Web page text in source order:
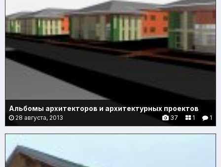
Альбомы архитекторов и архитектурных проектов
28 августа, 2013 1
1
37